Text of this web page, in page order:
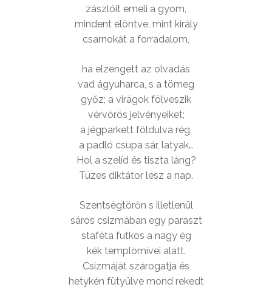
zászlóit emeli a gyom,
mindent elöntve, mint király
csarnokát a forradalom,
ha elzengett az olvadás
vad ágyuharca, s a tömeg
győz; a virágok fölveszik
vérvörös jelvényeiket;
a jégparkett földulva rég,
a padló csupa sár, latyak…
Hol a szelíd és tiszta láng?
Tüzes diktátor lesz a nap.
Szentségtörőn s illetlenül
sáros csizmában egy paraszt
staféta futkos a nagy ég
kék templomívei alatt.
Csizmáját szárogatja és
hetykén fütyülve mond rekedt